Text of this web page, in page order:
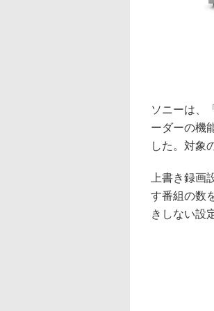
ソニーは、
ーダーの機
した。対象
上書き録
す番組の数
きしない設